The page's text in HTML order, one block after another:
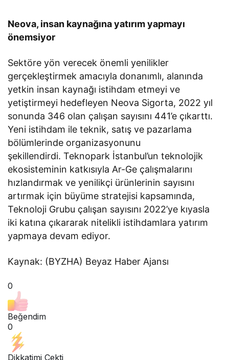
Neova, insan kaynağına yatırım yapmayı
önemsiyor
Sektöre yön verecek önemli yenilikler
gerçekleştirmek amacıyla donanımlı, alanında
yetkin insan kaynağı istihdam etmeyi ve
yetiştirmeyi hedefleyen Neova Sigorta, 2022 yıl
sonunda 346 olan çalışan sayısını 441’e çıkarttı.
Yeni istihdam ile teknik, satış ve pazarlama
bölümlerinde organizasyonunu
şekillendirdi. Teknopark İstanbul’un teknolojik
ekosisteminin katkısıyla Ar-Ge çalışmalarını
hızlandırmak ve yenilikçi ürünlerinin sayısını
artırmak için büyüme stratejisi kapsamında,
Teknoloji Grubu çalışan sayısını 2022’ye kıyasla
iki katına çıkararak nitelikli istihdamlara yatırım
yapmaya devam ediyor.
Kaynak: (BYZHA) Beyaz Haber Ajansı
0
Beğendim
0
Dikkatimi Çekti